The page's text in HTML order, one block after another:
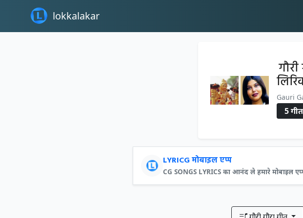
lokkalakar
Gauri
5 गीत
LYRICG मोबाइल एप्प
CG SONGS LYRICS का आनंद ले हमारे मोबाइल